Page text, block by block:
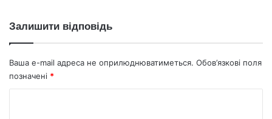
Залишити відповідь
Ваша e-mail адреса не оприлюднюватиметься. Обов’язкові поля
позначені *